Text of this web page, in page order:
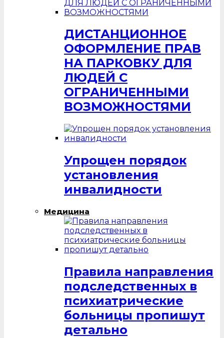
ДИСТАНЦИОННОЕ
ОФОРМЛЕНИЕ ПРАВ
НА ПАРКОВКУ ДЛЯ
ЛЮДЕЙ С
ОГРАНИЧЕННЫМИ
ВОЗМОЖНОСТЯМИ
Упрощен порядок
установления
инвалидности
Медицина
Правила направления
подследственных в
психиатрические
больницы пропишут
детально